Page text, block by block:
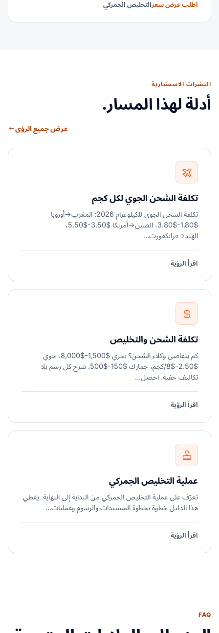
اطلب عرض سعرالتخليص الجمركي
النشرات الاستشارية
أدلة لهذا المسار.
عرض جميع الرؤى
تكلفة الشحن الجوي لكل كجم
تكلفة الشحن الجوي للكيلوغرام 2026: المغرب→أوروبا
$1.80-$3.80، الصين→أمريكا $3.50-$5.50،
الهند→فرانكفورت...
اقرأ الرؤية
تكلفة الشحن والتخليص
كم يتقاضى وكلاء الشحن؟ بحري $1,500-$8,000، جوي
$2.50-$8/كجم، جمارك $150-$500. شرح كل رسم بلا
تكاليف خفية. احصل...
اقرأ الرؤية
عملية التخليص الجمركي
تعرّف على عملية التخليص الجمركي من البداية إلى النهاية. يغطي
هذا الدليل خطوة بخطوة المستندات والرسوم وعمليات...
اقرأ الرؤية
FAQ